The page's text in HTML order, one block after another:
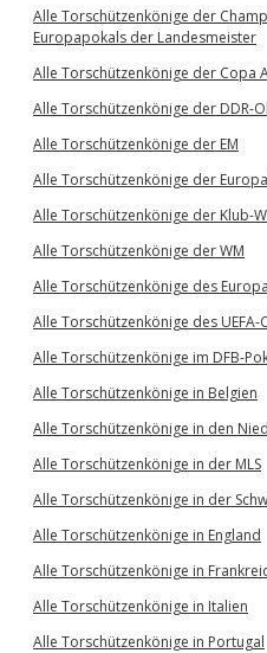
Alle Torschützenkönige der
Europapokals der Landesmeister
Alle Torschützenkönige der Copa
Alle Torschützenkönige der DDR-
Alle Torschützenkönige der EM
Alle Torschützenkönige der
Alle Torschützenkönige der Klub-
Alle Torschützenkönige der WM
Alle Torschützenkönige des
Alle Torschützenkönige des
Alle Torschützenkönige im DFB-
Alle Torschützenkönige in Belgien
Alle Torschützenkönige in den
Alle Torschützenkönige in der MLS
Alle Torschützenkönige in der
Alle Torschützenkönige in England
Alle Torschützenkönige in
Alle Torschützenkönige in Italien
Alle Torschützenkönige in Portugal